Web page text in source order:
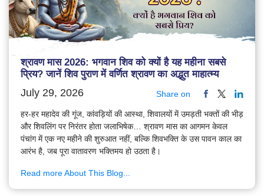
श्रावण मास 2026: भगवान शिव को क्यों है यह महीना सबसे
प्रिय? जानें शिव पुराण में वर्णित श्रावण का अद्भुत माहात्म्य
July 29, 2026 Share on
हर-हर महादेव की गूंज, कांवड़ियों की आस्था, शिवालयों में उमड़ती भक्तों की भीड़
और शिवलिंग पर निरंतर होता जलाभिषेक… श्रावण मास का आगमन केवल
पंचांग में एक नए महीने की शुरुआत नहीं, बल्कि शिवभक्ति के उस पावन काल का
आरंभ है, जब पूरा वातावरण भक्तिमय हो उठता है।
Read more About This Blog...